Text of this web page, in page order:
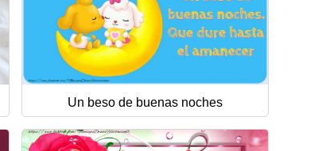
Un beso de buenas noches